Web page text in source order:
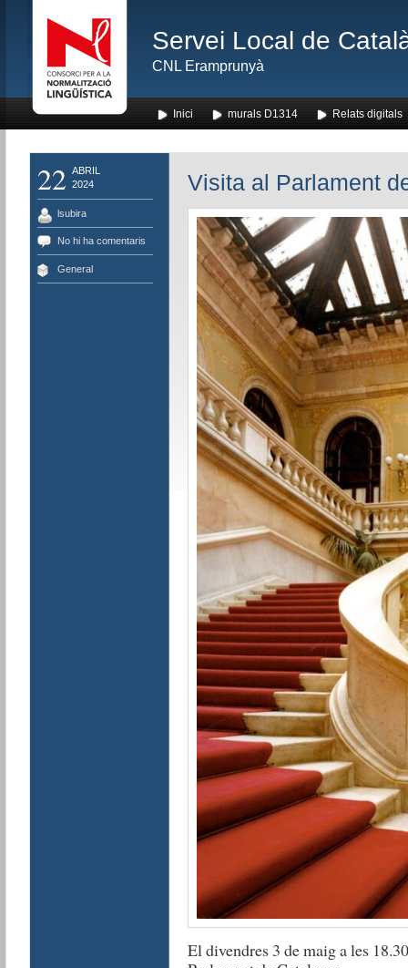
Servei Local de
CNL Eramprunyà
Inici murals D1314 Relats digitals
22 ABRIL
2024
lsubira
No hi ha comentaris
General
Visita al Parlament
El divendres 3 de maig a les